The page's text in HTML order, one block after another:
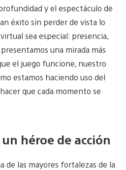
y el espectáculo de
éxito sin perder de vista lo
sea especial: presencia,
una mirada más
el juego funcione, nuestro
estamos haciendo uso del
que cada momento se
héroe de acción
de las mayores fortalezas de la